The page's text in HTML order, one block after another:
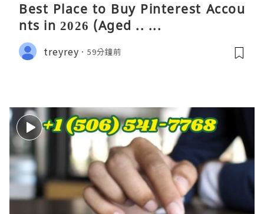
Best Place to Buy Pinterest Accou
nts in 2026 (Aged .. ...
treyrey 59分鐘前